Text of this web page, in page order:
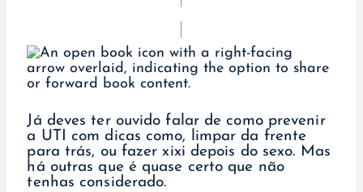
Já deves ter ouvido falar de como prevenir
a UTI com dicas como, limpar da frente
para trás, ou fazer xixi depois do sexo. Mas
há outras que é quase certo que não
tenhas considerado.